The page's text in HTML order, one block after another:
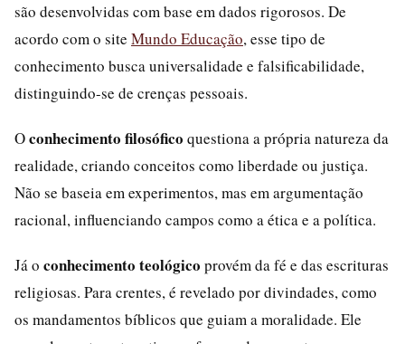
são desenvolvidas com base em dados rigorosos. De
acordo com o site Mundo Educação, esse tipo de
conhecimento busca universalidade e falsificabilidade,
distinguindo-se de crenças pessoais.
Oconhecimento filosófico questiona a própria natureza da
realidade, criando conceitos como liberdade ou justiça.
Não se baseia em experimentos, mas em argumentação
racional, influenciando campos como a ética e a política.
Já o conhecimento teológico provém da fé e das escrituras
religiosas. Para crentes, é revelado por divindades, como
os mandamentos bíblicos que guiam a moralidade. Ele